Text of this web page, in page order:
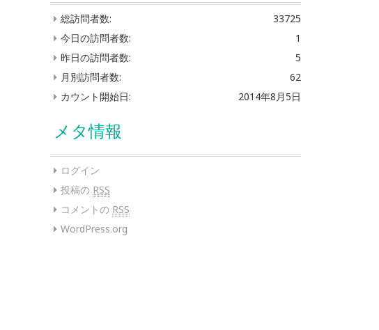
33725
総訪問者数:
1
今日の訪問者数:
5
昨日の訪問者数:
62
月別訪問者数:
2014年8月5日
カウント開始日:
メタ情報
ログイン
投稿の RSS
コメントの RSS
WordPress.org